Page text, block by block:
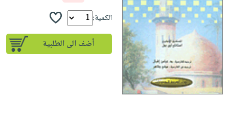
إختياراتنا
كتب
أكاديمية
صندوق
القراءة
English
iKitab
بلا
حدود
أسئلة
يتكرر
طرحها
أسئلة
يتكرر
طرحها
تحميل
masmu3
على
Android
المواضيع
الأكثر
مبيعاً
إختياراتنا
وسائل
تعليمية
تعليمية
الصحة
والعناية
الشخصية
جديد
الكمية:
أضف الى الطلبية